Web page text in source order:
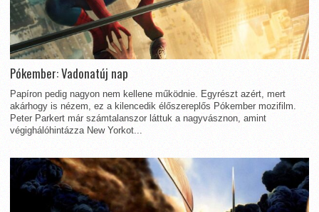
Pókember: Vadonatúj nap
Papíron pedig nagyon nem kellene működnie. Egyrészt azért, mert
akárhogy is nézem, ez a kilencedik élőszereplős Pókember mozifilm.
Peter Parkert már számtalanszor láttuk a nagyvásznon, amint
végighálóhintázza New Yorkot...